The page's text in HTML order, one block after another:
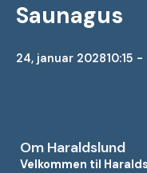
Saunagus
24, januar 202810:15 -
Om Haraldslund
Velkommen til